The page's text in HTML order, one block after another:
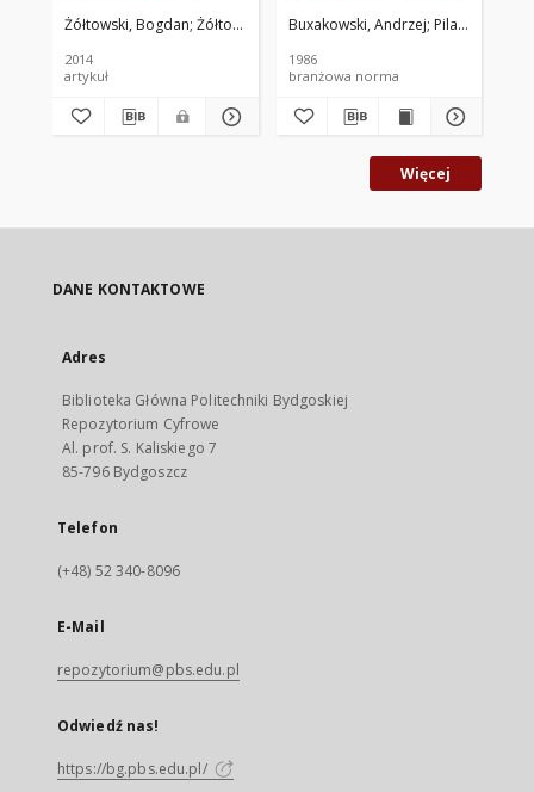
Żółtowski, Bogdan Żółtowski, Mariusz
2014
artykuł
Buxakowski, Andrzej Pilak, Zenon
1986
branżowa norma
Więcej
DANE KONTAKTOWE
Adres
Biblioteka Główna Politechniki Bydgoskiej
Repozytorium Cyfrowe
Al. prof. S. Kaliskiego 7
85-796 Bydgoszcz
Telefon
(+48) 52 340-8096
E-Mail
repozytorium@pbs.edu.pl
Odwiedź nas!
https://bg.pbs.edu.pl/